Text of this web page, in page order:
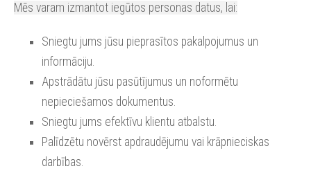
Mēs varam izmantot iegūtos personas datus, lai:
Sniegtu jums jūsu pieprasītos pakalpojumus un
informāciju.
Apstrādātu jūsu pasūtījumus un noformētu
nepieciešamos dokumentus.
Sniegtu jums efektīvu klientu atbalstu.
Palīdzētu novērst apdraudējumu vai krāpnieciskas
darbības.